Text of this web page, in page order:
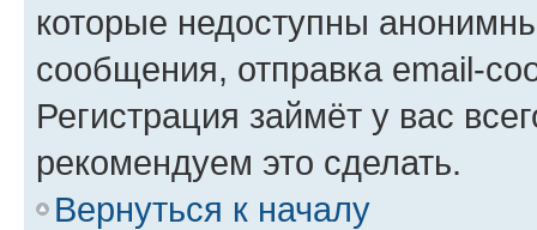
которые недоступны
сообщения, отправка email-
Регистрация займёт у вас
рекомендуем это сделать.
Вернуться к началу